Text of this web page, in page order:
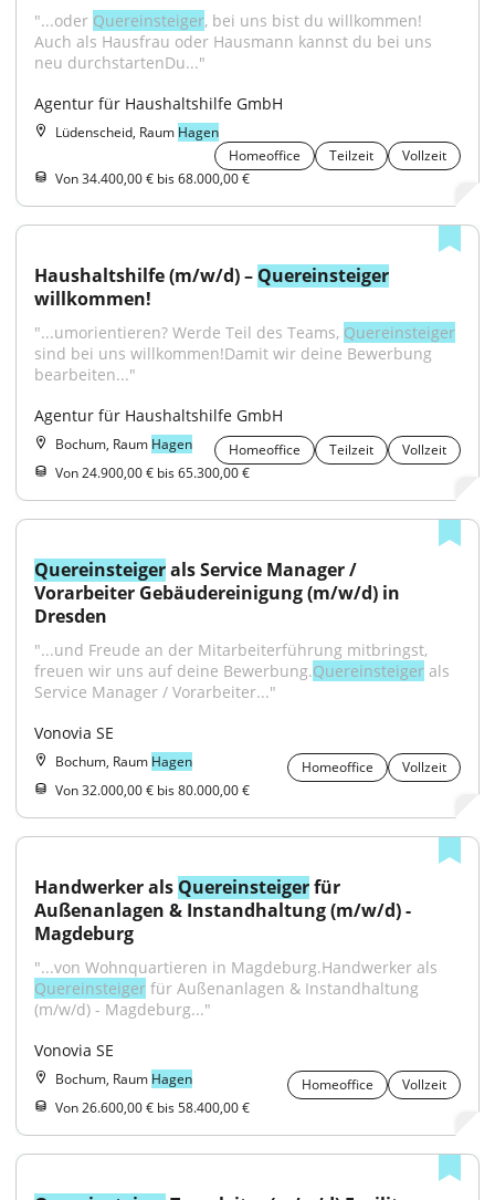
"...oder Quereinsteiger, bei uns bist du willkommen!
Auch als Hausfrau oder Hausmann kannst du bei uns
neu durchstartenDu..."
Agentur für Haushaltshilfe GmbH
Lüdenscheid, Raum Hagen
Homeoffice
Teilzeit
Vollzeit
Von 34.400,00 € bis 68.000,00 €
Haushaltshilfe (m/w/d) – Quereinsteiger
willkommen!
"...umorientieren? Werde Teil des Teams, Quereinsteiger
sind bei uns willkommen!Damit wir deine Bewerbung
bearbeiten..."
Agentur für Haushaltshilfe GmbH
Bochum, Raum Hagen Homeoffice Teilzeit
Vollzeit
Von 24.900,00 € bis 65.300,00 €
Quereinsteiger als Service Manager /
Vorarbeiter Gebäudereinigung (m/w/d) in
Dresden
"...und Freude an der Mitarbeiterführung mitbringst,
freuen wir uns auf deine Bewerbung.Quereinsteiger als
Service Manager / Vorarbeiter..."
Vonovia SE
Bochum, Raum Hagen Homeoffice
Vollzeit
Von 32.000,00 € bis 80.000,00 €
Handwerker als Quereinsteiger für
Außenanlagen & Instandhaltung (m/w/d) -
Magdeburg
Quereinsteiger für Außenanlagen & Instandhaltung
(m/w/d) - Magdeburg..."
Vonovia SE
Bochum, Raum Hagen Homeoffice
Vollzeit
Von 26.600,00 € bis 58.400,00 €